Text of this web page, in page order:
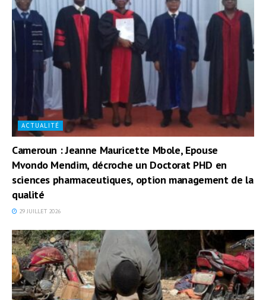
ACTUALITÉ
Cameroun : Jeanne Mauricette Mbole, Epouse
Mvondo Mendim, décroche un Doctorat PHD en
sciences pharmaceutiques, option management de la
qualité
29 JUILLET 2026